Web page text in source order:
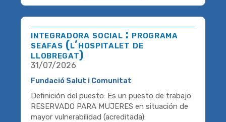
integradora social : programa
seafas (l’hospitalet de
llobregat)
31/07/2026
Fundació Salut i Comunitat
Definición del puesto: Es un puesto de trabajo
RESERVADO PARA MUJERES en situación de
mayor vulnerabilidad (acreditada):